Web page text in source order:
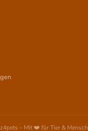
– Mit ❤️ für Tier & Mensch